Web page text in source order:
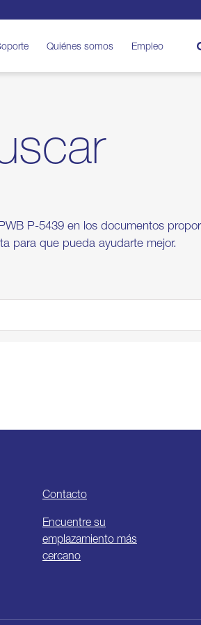
Quiénes somos Empleo
P-5439 en los documentos
para que pueda ayudarte mejor.
Contacto
Encuentre su
emplazamiento más
cercano